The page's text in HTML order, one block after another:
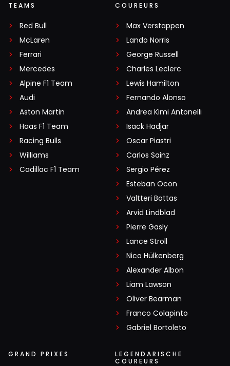
TEAMS
Red Bull
McLaren
Ferrari
Mercedes
Alpine F1 Team
Audi
Aston Martin
Haas F1 Team
Racing Bulls
Williams
Cadillac F1 Team
COUREURS
Max Verstappen
Lando Norris
George Russell
Charles Leclerc
Lewis Hamilton
Fernando Alonso
Andrea Kimi Antonelli
Isack Hadjar
Oscar Piastri
Carlos Sainz
Sergio Pérez
Esteban Ocon
Valtteri Bottas
Arvid Lindblad
Pierre Gasly
Lance Stroll
Nico Hülkenberg
Alexander Albon
Liam Lawson
Oliver Bearman
Franco Colapinto
Gabriel Bortoleto
GRAND PRIXES
LEGENDARISCHE
COUREURS